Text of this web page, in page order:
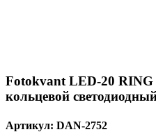
Fotokvant LED-20
кольцевой
Артикул: DAN-2752